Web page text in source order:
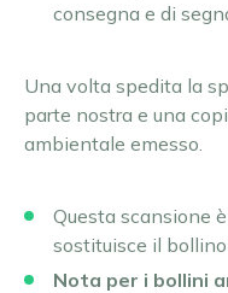
consegna e di
Una volta spedita la
parte nostra e una
ambientale emesso.
Questa scansione
sostituisce il
Nota per i bollini